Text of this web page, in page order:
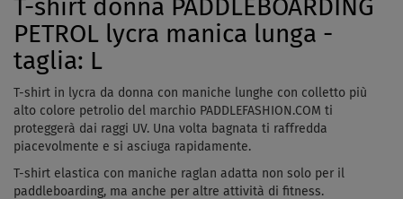
T-shirt donna PADDLEBOARDING
PETROL lycra manica lunga -
taglia: L
T-shirt in lycra da donna con maniche lunghe con colletto più
alto colore petrolio del marchio PADDLEFASHION.COM ti
proteggerà dai raggi UV. Una volta bagnata ti raffredda
piacevolmente e si asciuga rapidamente.
T-shirt elastica con maniche raglan adatta non solo per il
paddleboarding, ma anche per altre attività di fitness.